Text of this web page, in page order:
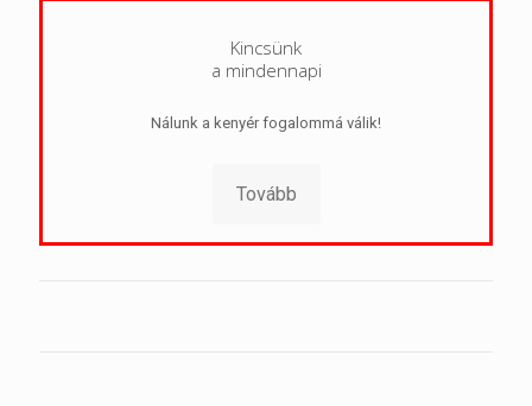
Kincsünk
a mindennapi
Nálunk a kenyér fogalommá válik!
Tovább